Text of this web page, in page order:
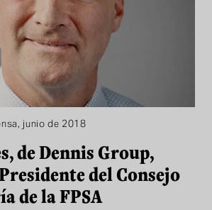
junio de 2018
de Dennis Group,
del Consejo
de la FPSA